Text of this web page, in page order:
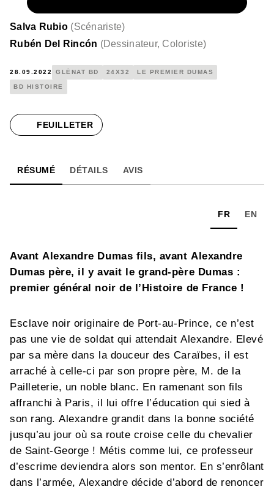
Salva Rubio (Scénariste)
Rubén Del Rincón (Dessinateur, Coloriste)
28.09.2022 GLÉNAT BD 24X32 LE PREMIER DUMAS
BD HISTOIRE
FEUILLETER
RÉSUMÉ DÉTAILS AVIS
FR EN
Avant Alexandre Dumas fils, avant Alexandre
Dumas père, il y avait le grand-père Dumas :
premier général noir de l’Histoire de France !
Esclave noir originaire de Port-au-Prince, ce n’est
pas une vie de soldat qui attendait Alexandre. Elevé
par sa mère dans la douceur des Caraïbes, il est
arraché à celle-ci par son propre père, M. de la
Pailleterie, un noble blanc. En ramenant son fils
affranchi à Paris, il lui offre l’éducation qui sied à
son rang. Alexandre grandit dans la bonne société
jusqu’au jour où sa route croise celle du chevalier
de Saint-George ! Métis comme lui, ce professeur
d’escrime deviendra alors son mentor. En s’enrôlant
dans l’armée, Alexandre décide d’abord de renoncer